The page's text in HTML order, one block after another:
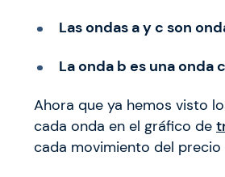
Las ondas a y c son
La onda b es una onda
Ahora que ya hemos visto
cada onda en el gráfico de
cada movimiento del